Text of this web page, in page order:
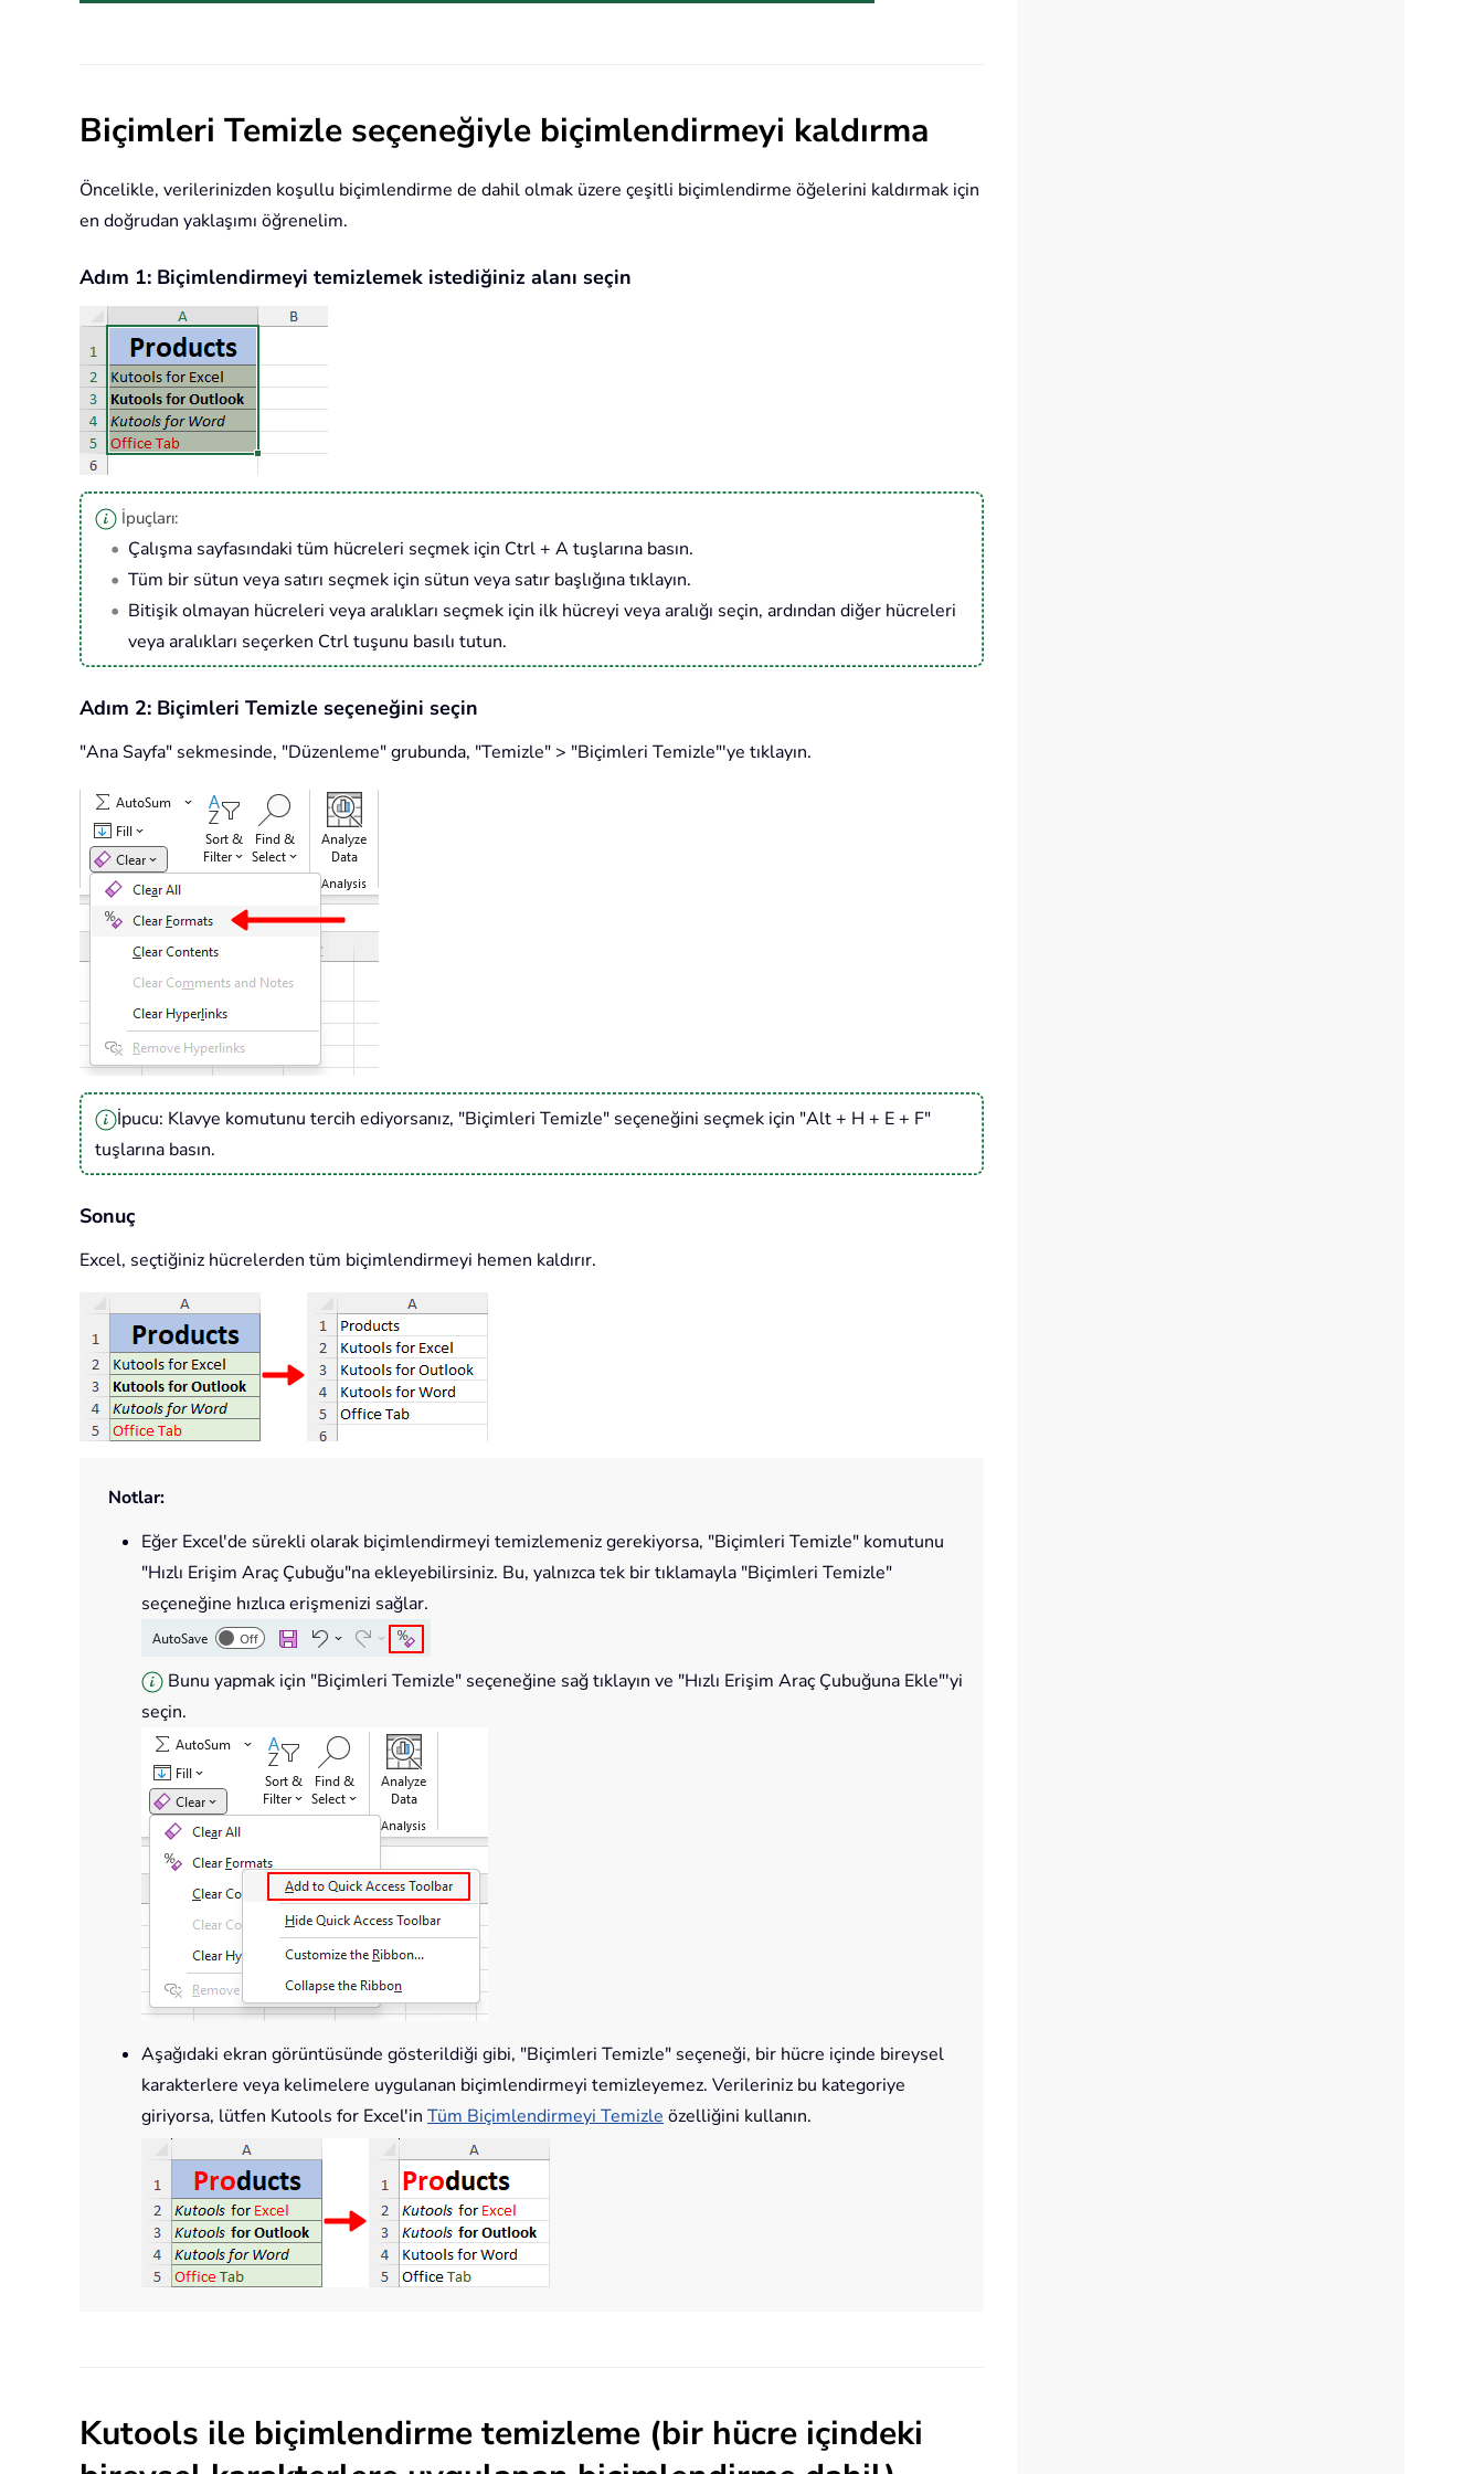
Biçimleri Temizle seçeneğiyle biçimlendirmeyi kaldırma
Öncelikle, verilerinizden koşullu biçimlendirme de dahil olmak üzere çeşitli biçimlendirme öğelerini kaldırmak için
en doğrudan yaklaşımı öğrenelim.
Adım 1: Biçimlendirmeyi temizlemek istediğiniz alanı seçin
İpuçları:
Çalışma sayfasındaki tüm hücreleri seçmek için Ctrl + A tuşlarına basın.
Tüm bir sütun veya satırı seçmek için sütun veya satır başlığına tıklayın.
Bitişik olmayan hücreleri veya aralıkları seçmek için ilk hücreyi veya aralığı seçin, ardından diğer hücreleri
veya aralıkları seçerken Ctrl tuşunu basılı tutun.
Adım 2: Biçimleri Temizle seçeneğini seçin
"Ana Sayfa" sekmesinde, "Düzenleme" grubunda, "Temizle" > "Biçimleri Temizle"'ye tıklayın.
İpucu: Klavye komutunu tercih ediyorsanız, "Biçimleri Temizle" seçeneğini seçmek için "Alt + H + E + F"
tuşlarına basın.
Sonuç
Excel, seçtiğiniz hücrelerden tüm biçimlendirmeyi hemen kaldırır.
Notlar:
Eğer Excel'de sürekli olarak biçimlendirmeyi temizlemeniz gerekiyorsa, "Biçimleri Temizle" komutunu
"Hızlı Erişim Araç Çubuğu"na ekleyebilirsiniz. Bu, yalnızca tek bir tıklamayla "Biçimleri Temizle"
seçeneğine hızlıca erişmenizi sağlar.
Bunu yapmak için "Biçimleri Temizle" seçeneğine sağ tıklayın ve "Hızlı Erişim Araç Çubuğuna Ekle"'yi
seçin.
Aşağıdaki ekran görüntüsünde gösterildiği gibi, "Biçimleri Temizle" seçeneği, bir hücre içinde bireysel
karakterlere veya kelimelere uygulanan biçimlendirmeyi temizleyemez. Verileriniz bu kategoriye
giriyorsa, lütfen Kutools for Excel'in Tüm Biçimlendirmeyi Temizle özelliğini kullanın.
Kutools ile biçimlendirme temizleme (bir hücre içindeki